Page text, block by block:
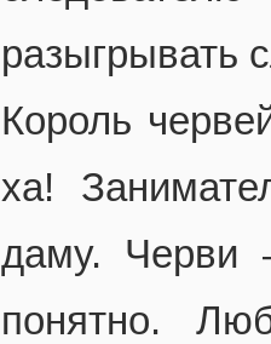
разыгрывать
Король
ха!
даму. Черви
понятно.